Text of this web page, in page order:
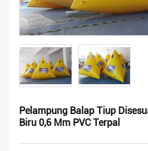
Pelampung Balap Tiup
Biru 0,6 Mm PVC Terpal